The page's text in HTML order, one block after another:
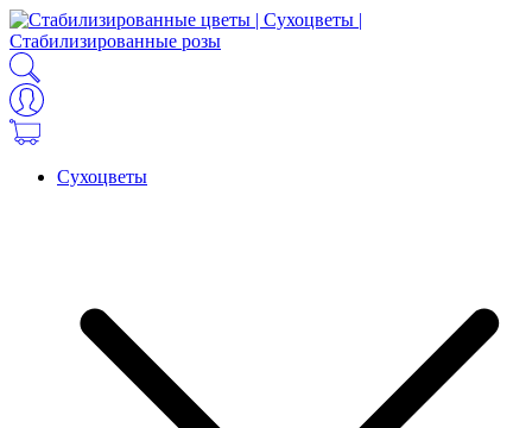
Сухоцветы